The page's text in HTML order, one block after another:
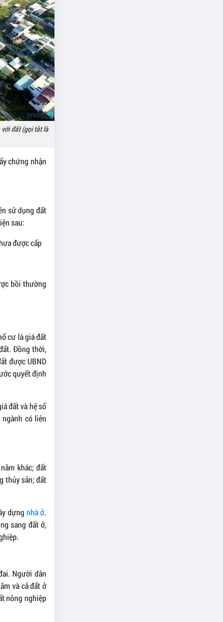
đất (gọi tắt là
chứng nhận
sử dụng đất
sau:
được cấp
bồi thường
cư là giá đất
Đồng thời,
được UBND
quyết định
đất và hệ số
có liên
khác; đất
thủy sản; đất
dựng nhà ở.
sang đất ở,
Người dân
và cả đất ở
nông nghiệp